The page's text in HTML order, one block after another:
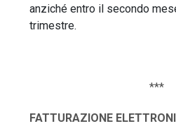
anziché entro il secondo
trimestre.
***
FATTURAZIONE